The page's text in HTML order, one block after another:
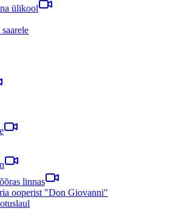
ülikool
linnas
ooperist "Don Giovanni"